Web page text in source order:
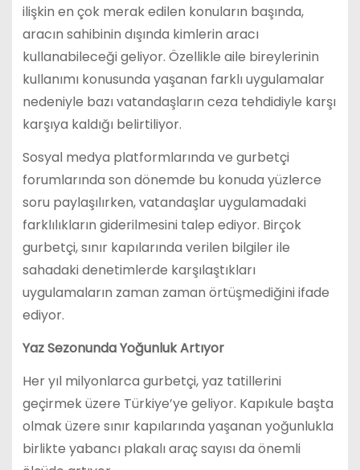
ilişkin en çok merak edilen konuların başında,
aracın sahibinin dışında kimlerin aracı
kullanabileceği geliyor. Özellikle aile bireylerinin
kullanımı konusunda yaşanan farklı uygulamalar
nedeniyle bazı vatandaşların ceza tehdidiyle karşı
karşıya kaldığı belirtiliyor.
Sosyal medya platformlarında ve gurbetçi
forumlarında son dönemde bu konuda yüzlerce
soru paylaşılırken, vatandaşlar uygulamadaki
farklılıkların giderilmesini talep ediyor. Birçok
gurbetçi, sınır kapılarında verilen bilgiler ile
sahadaki denetimlerde karşılaştıkları
uygulamaların zaman zaman örtüşmediğini ifade
ediyor.
Yaz Sezonunda Yoğunluk Artıyor
Her yıl milyonlarca gurbetçi, yaz tatillerini
geçirmek üzere Türkiye’ye geliyor. Kapıkule başta
olmak üzere sınır kapılarında yaşanan yoğunlukla
birlikte yabancı plakalı araç sayısı da önemli